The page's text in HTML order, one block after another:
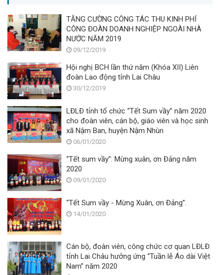
TĂNG CƯỜNG CÔNG TÁC THU KINH PHÍ
CÔNG ĐOÀN DOANH NGHIỆP NGOÀI NHÀ
NƯỚC NĂM 2019
09/12/2019
Hội nghị BCH lần thứ năm (Khóa XII) Liên
đoàn Lao động tỉnh Lai Châu
30/12/2019
LĐLĐ tỉnh tổ chức “Tết Sum vầy” năm 2020
cho đoàn viên, cán bộ, giáo viên và học sinh
xã Nậm Ban, huyện Nậm Nhùn
06/01/2020
“Tết sum vầy”: Mừng xuân, ơn Đảng năm
2020
09/01/2020
“Tết Sum vầy - Mừng Xuân, ơn Đảng”.
14/01/2020
Cán bộ, đoàn viên, công chức cơ quan LĐLĐ
tỉnh Lai Châu hưởng ứng “Tuần lễ Áo dài Việt
Nam” năm 2020